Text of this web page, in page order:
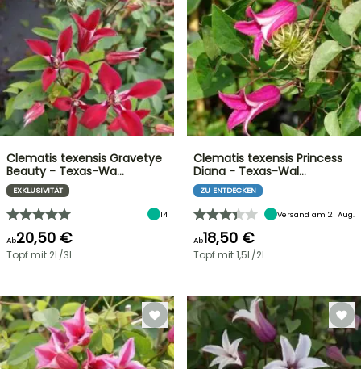
Clematis texensis Gravetye
Beauty - Texas-Wa…
EXKLUSIVITÄT
14
Ab20,50 €
Topf mit 2L/3L
Clematis texensis Princess
Diana - Texas-Wal…
ZU ENTDECKEN
Versand am 21 Aug.
Ab18,50 €
Topf mit 1,5L/2L